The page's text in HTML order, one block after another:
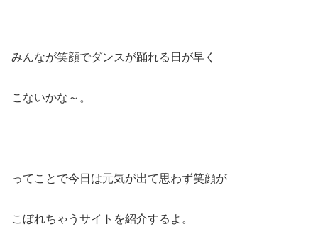
みんなが笑顔でダンスが踊れる日が早く
こないかな～。
ってことで今日は元気が出て思わず笑顔が
こぼれちゃうサイトを紹介するよ。